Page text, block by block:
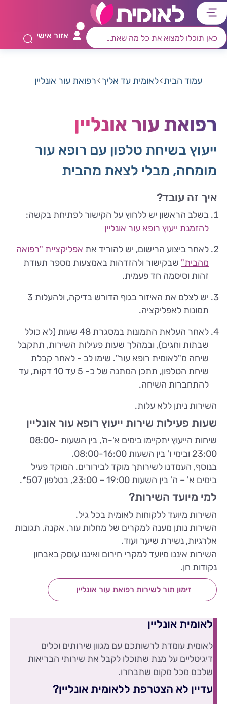
דלג
לתפריט
ראשי
דלג
לרכיב
חיפוש
דלג
לתוכן
מרכזי
דלג
לאזור
קישורים
אזור אישי
עמוד הבית לאומית עד אליך רפואת עור אונליין
רפואת עור אונליין
ייעוץ בשיחת טלפון עם רופא עור
מומחה, מבלי לצאת מהבית
איך זה עובד?
בשלב הראשון יש ללחוץ על הקישור לפתיחת בקשה:
להזמנת ייעוץ רופא עור אונליין
לאחר ביצוע הרישום, יש להוריד את אפליקציית "רפואה
מהבית" שבקישור ולהזדהות באמצעות מספר תעודת
זהות וסיסמה חד פעמית.
יש לצלם את האיזור בגוף הדורש בדיקה, ולהעלות 3
תמונות לאפליקציה.
לאחר העלאת התמונות במסגרת 48 שעות (לא כולל
שבתות וחגים), ובמהלך שעות פעילות השירות, תתקבל
שיחה מ"לאומית רופא עור". שימו לב - לאחר קבלת
שיחת הטלפון, תתכן המתנה של כ- 5 עד 10 דקות, עד
להתחברות השיחה.
השירות ניתן ללא עלות.
שעות פעילות שירות ייעוץ רופא עור אונליין
שיחות הייעוץ יתקיימו בימים א'-ה', בין השעות 08:00-
23:00 ובימי ו' בין השעות 08:00-16:00.
בנוסף, העמדנו לשירותך מוקד לבירורים. המוקד פעיל
בימים א' – ה' בין השעות 19:00 – 23:00, בטלפון 507*.
למי מיועד השירות?
השירות מיועד ללקוחות לאומית בכל גיל.
השירות נותן מענה למקרים של מחלות עור, אקנה, תגובות
אלרגיות, נשירת שיער ועוד.
השירות איננו מיועד למקרי חירום ואיננו עוסק באבחון
נקודות חן.
זימון תור לשירות רפואת עור אונליין
לאומית אונליין
לאומית עומדת לרשותכם עם מגוון שירותים וכלים
דיגיטליים על מנת שתוכלו לקבל את שירותי הבריאות
שלכם מכל מקום שתבחרו.
עדיין לא הצטרפת ללאומית אונליין?